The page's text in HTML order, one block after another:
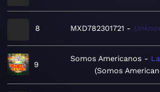
8 MXD782301721
9
Somos Americanos
Somos